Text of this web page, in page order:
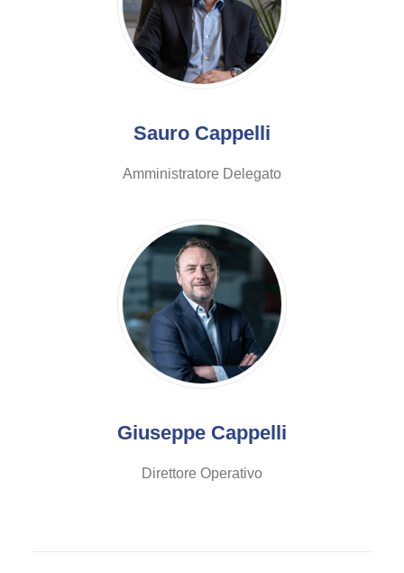
Sauro Cappelli
Amministratore Delegato
Giuseppe Cappelli
Direttore Operativo